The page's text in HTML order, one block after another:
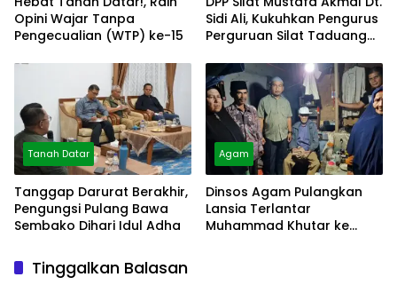
Opini Wajar Tanpa
Pengecualian (WTP) ke-15
Sidi Ali, Kukuhkan Pengurus
Perguruan Silat Taduang
Tanah Datar
Tanggap Darurat Berakhir,
Pengungsi Pulang Bawa
Sembako Dihari Idul Adha
Agam
Dinsos Agam Pulangkan
Lansia Terlantar
Muhammad Khutar ke
Tinggalkan Balasan